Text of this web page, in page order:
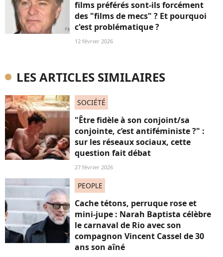
films préférés sont-ils forcément
des "films de mecs" ? Et pourquoi
c'est problématique ?
12 février 2026
LES ARTICLES SIMILAIRES
SOCIÉTÉ
"Être fidèle à son conjoint/sa
conjointe, c’est antiféministe ?" :
sur les réseaux sociaux, cette
question fait débat
27 février 2026
PEOPLE
Cache tétons, perruque rose et
mini-jupe : Narah Baptista célèbre
le carnaval de Rio avec son
compagnon Vincent Cassel de 30
ans son aîné